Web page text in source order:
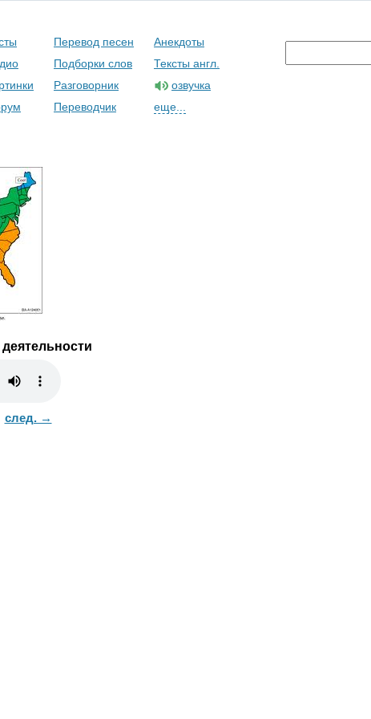
Перевод песен
Подборки слов
Разговорник
Переводчик
Анекдоты
Тексты англ.
озвучка
еще...
след. →